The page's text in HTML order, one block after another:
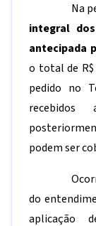
Na
integral
antecipada
o total de R$
pedido no
podem ser
do
aplicação